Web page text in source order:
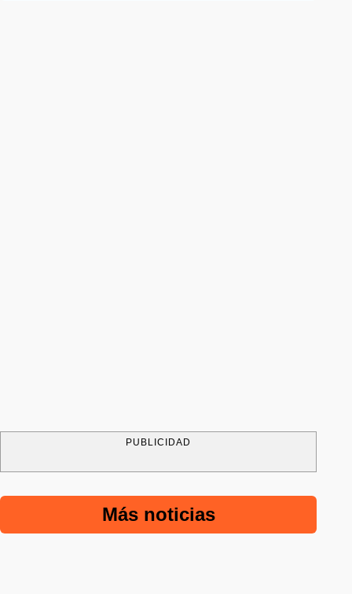
PUBLICIDAD
Más noticias